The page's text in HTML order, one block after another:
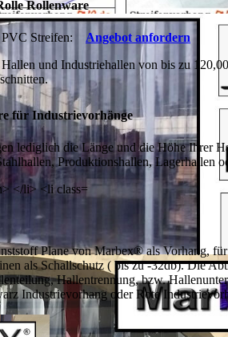
Rollenware
Streifen:
Angebot anfordern
und Industriehallen von bis zu
für Industrievorhänge
lediglich die Länge und die Höhe Ihrer
Produktionshallen, Lagerhallen
Plane von Marbex® als Vorhang,
als Schallschutz ( bis zu -32db). Die
Hallentrennung, bzw.
Industrievorhang oder Rote